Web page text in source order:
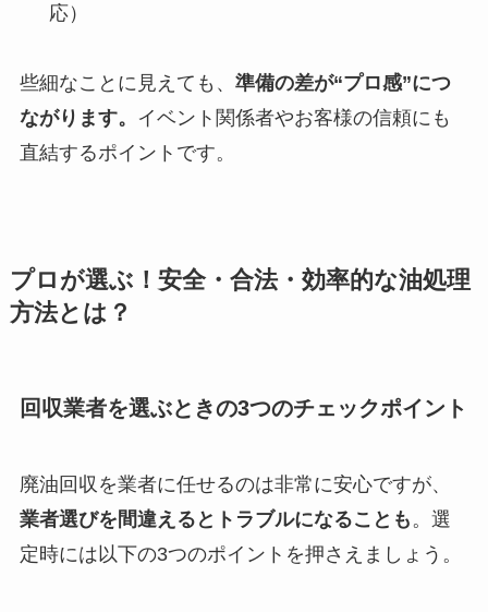
応）
些細なことに見えても、 準備の差が“プロ感”につ
ながります。
イベント関係者やお客様の信頼にも
直結するポイントです。
プロが選ぶ！安全・合法・効率的な油処理
方法とは？
回収業者を選ぶときの3つのチェックポイント
廃油回収を業者に任せるのは非常に安心ですが、
業者選びを間違えるとトラブルになることも 。選
定時には以下の3つのポイントを押さえましょう。